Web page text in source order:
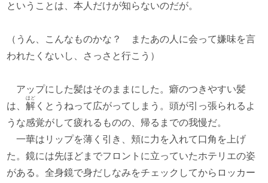
ということは、本人だけが知らないのだが。
（うん、こんなものかな？ またあの人に会って嫌味を言
われたくないし、さっさと行こう）
アップにした髪はそのままにした。癖のつきやすい髪
は、解
ほど
くとうねって広がってしまう。頭が引っ張られるよ
うな感覚がして疲れるものの、帰るまでの我慢だ。
一華はリップを薄く引き、頬に力を入れて口角を上げ
た。鏡には先ほどまでフロントに立っていたホテリエの姿
がある。全身鏡で身だしなみをチェックしてからロッカー